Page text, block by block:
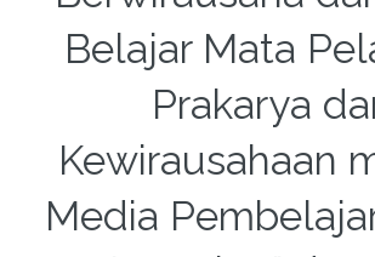
Belajar Mata
Prakarya
Kewirausahaan
Media